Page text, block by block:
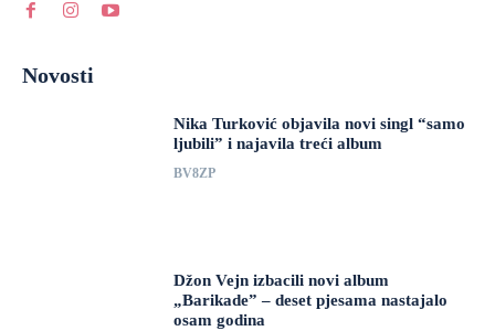
Novosti
Nika Turković objavila novi singl “samo
ljubili” i najavila treći album
BV8ZP
Džon Vejn izbacili novi album
„Barikade” – deset pjesama nastajalo
osam godina